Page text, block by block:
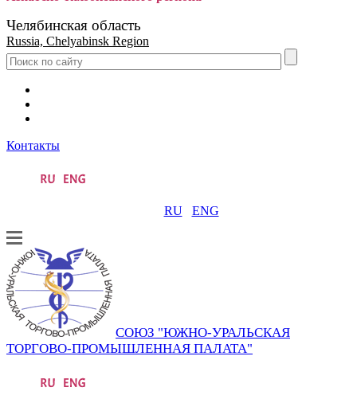
Челябинская область
Russia, Chelyabinsk Region
Контакты
RU ENG
СОЮЗ "ЮЖНО-УРАЛЬСКАЯ
ТОРГОВО-ПРОМЫШЛЕННАЯ ПАЛАТА"